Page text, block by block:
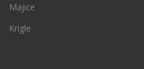
Majice
Krigle